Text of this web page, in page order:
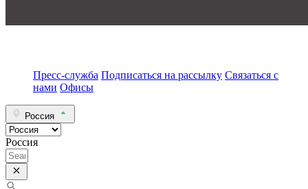
Пресс-служба Подписаться на рассылку Связаться с
нами Офисы
Россия
Россия